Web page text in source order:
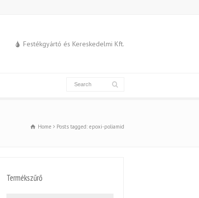
Festékgyártó és Kereskedelmi Kft.
Home Posts tagged: epoxi-poliamid
Termékszűrő